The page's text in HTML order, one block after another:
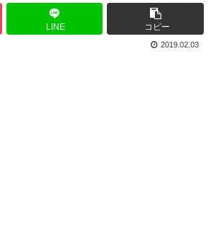
LINE コピー
2019.02.03